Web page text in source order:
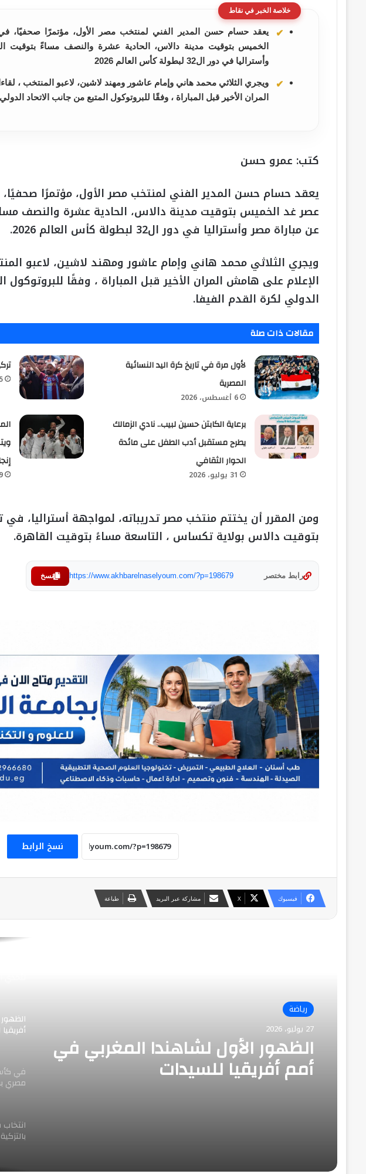
خلاصة الخبر في نقاط
يعقد حسام حسن المدير الفني لمنتخب مصر الأول، مؤتمرًا صحفيًا،
الخميس بتوقيت مدينة دالاس، الحادية عشرة والنصف مساءً بتوقيت
وأستراليا في دور ال32 لبطولة كأس العالم 2026
ويجري الثلاثي محمد هاني وإمام عاشور ومهند لاشين، لاعبو المنتخب ،
المران الأخير قبل المباراة ، وفقًا للبروتوكول المتبع من جانب الاتحاد
كتب: عمرو حسن
يعقد حسام حسن المدير الفني لمنتخب مصر الأول، مؤتمرًا
عصر غد الخميس بتوقيت مدينة دالاس، الحادية عشرة والنصف
عن مباراة مصر وأستراليا في دور ال32 لبطولة كأس العالم 2026.
ويجري الثلاثي محمد هاني وإمام عاشور ومهند لاشين، لاعبو
الإعلام على هامش المران الأخير قبل المباراة ، وفقًا للبروتوكول
الدولي لكرة القدم الفيفا.
مقالات ذات صلة
لأول مرة في تاريخ كرة اليد النسائية
المصرية
6 أغسطس، 2026
5 أغسطس، 2026
برعاية الكابتن حسين لبيب.. نادي الزمالك
يطرح مستقبل أدب الطفل على مائدة
الحوار الثقافي
31 يوليو، 2026 29
ومن المقرر أن يختتم منتخب مصر تدريباته، لمواجهة أستراليا،
بتوقيت دالاس بولاية تكساس ، التاسعة مساءً بتوقيت القاهرة.
رابط مختصر https://www.akhbarelnaselyoum.com/?p=198679 نسخ
نسخ الرابط
فيسبوك ‫X مشاركة عبر البريد طباعة
رياضة
27 يوليو، 2026
الظهور الأول لشاهندا المغربي في
أمم أفريقيا للسيدات
نادى
الواقعة
القدم
في
مصري
جدة
بالتزكية